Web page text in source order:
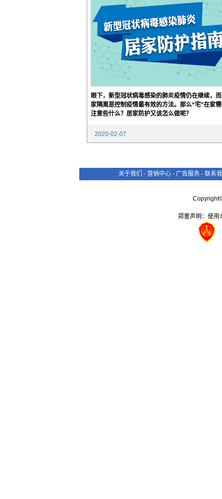
眼下，新型冠状病毒感染的肺炎疫情仍在继续，
家隔离是控制疫情最有效的方法。那么“宅”在家
注意些什么？居家防护又该怎么做呢？
2020-02-07
关于我们 - 营销中心 - 广告服务 - 联系
郑重声明：使用